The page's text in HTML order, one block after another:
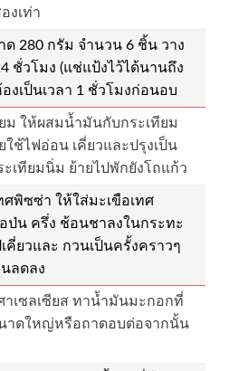
งเท่า
ด 280 กรัม จำนวน 6 ชิ้น วาง
ชั่วโมง (แช่แป้งไว้ได้นานถึง
เป็นเวลา 1 ชั่วโมงก่อนอบ
ม ให้ผสมน้ำมันกับกระเทียม
ช้ไฟอ่อน เคี่ยวและปรุงเป็น
เทียมนิ่ม ย้ายไปพักยังโถแก้ว
พิซซ่า ให้ใส่มะเขือเทศ
ป่น ครึ่ง ช้อนชาลงในกระทะ
คี่ยวและ กวนเป็นครั้งคราวๆ
ลดลง
าเซลเซียส ทาน้ำมันมะกอกที่
าดใหญ่หรือถาดอบต่อจากนั้น